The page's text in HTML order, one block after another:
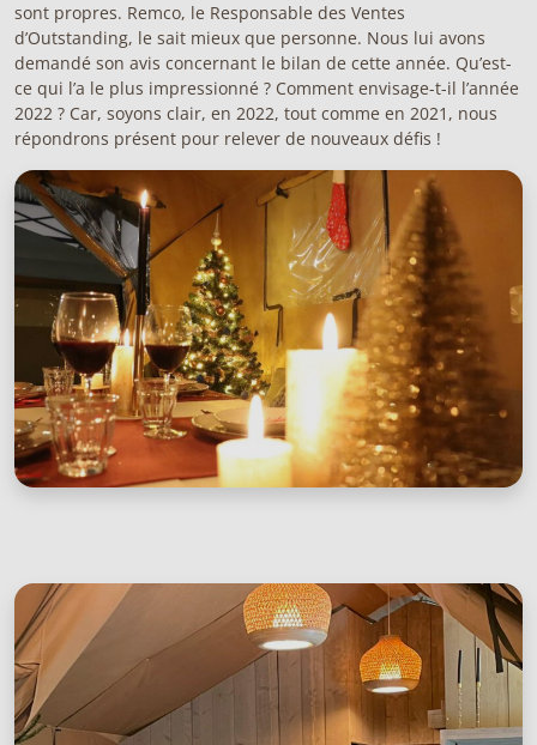
sont propres. Remco, le Responsable des Ventes
d’Outstanding, le sait mieux que personne. Nous lui avons
demandé son avis concernant le bilan de cette année. Qu’est-
ce qui l’a le plus impressionné ? Comment envisage-t-il l’année
2022 ? Car, soyons clair, en 2022, tout comme en 2021, nous
répondrons présent pour relever de nouveaux défis !